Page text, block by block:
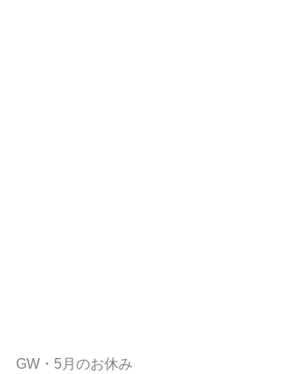
GW・5月のお休み